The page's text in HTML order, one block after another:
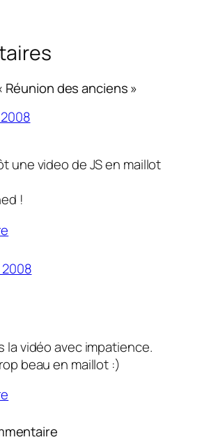
Réunion des anciens »
une video de JS en maillot
!
la vidéo avec impatience.
beau en maillot :)